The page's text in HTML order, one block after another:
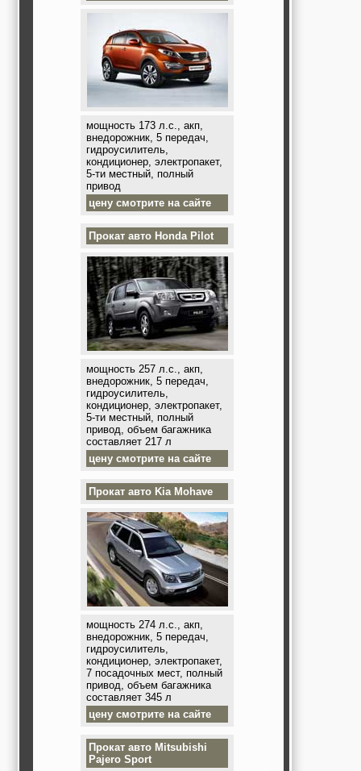
мощность 173 л.с., акп,
внедорожник, 5 передач,
гидроусилитель,
кондиционер, электропакет,
5-ти местный, полный
привод
цену смотрите на сайте
Прокат авто Honda Pilot
мощность 257 л.с., акп,
внедорожник, 5 передач,
гидроусилитель,
кондиционер, электропакет,
5-ти местный, полный
привод, объем багажника
составляет 217 л
цену смотрите на сайте
Прокат авто Kia Mohave
мощность 274 л.с., акп,
внедорожник, 5 передач,
гидроусилитель,
кондиционер, электропакет,
7 посадочных мест, полный
привод, объем багажника
составляет 345 л
цену смотрите на сайте
Прокат авто Mitsubishi
Pajero Sport